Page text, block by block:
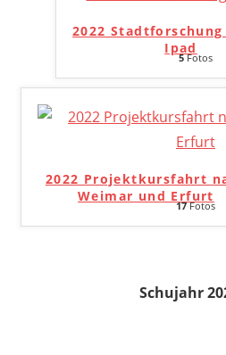
2022
Ipad
5Fotos
2022 Projektkursfahrt
Weimar und Erfurt
17Fotos
Schujahr